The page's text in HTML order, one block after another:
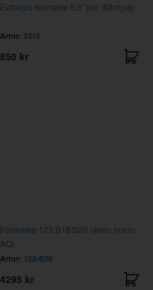
Extraljus kromade 5,5" par (fjärrljus)
Artnr: 2312
850 kr
Fördelare 123 B18/B20 (även marin
AQ)
Artnr: 123-B20
4295 kr